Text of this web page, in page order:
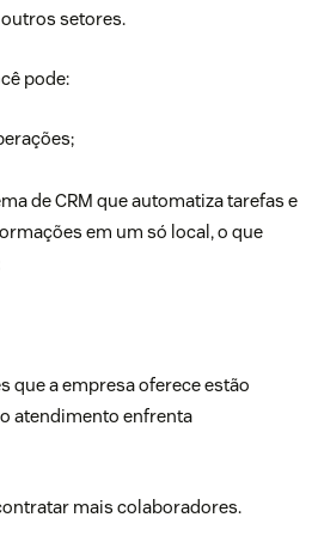
setores.
pode:
de CRM que automatiza tarefas e
em um só local, o que
que a empresa oferece estão
atendimento enfrenta
mais colaboradores.